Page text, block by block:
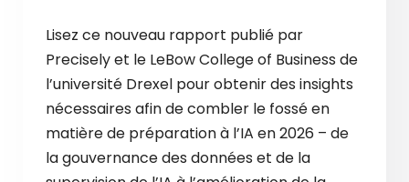
Lisez ce nouveau rapport publié par
Precisely et le LeBow College of Business de
l’université Drexel pour obtenir des insights
nécessaires afin de combler le fossé en
matière de préparation à l’IA en 2026 – de
la gouvernance des données et de la